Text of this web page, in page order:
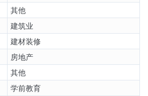
其他
建筑业
建材装修
房地产
其他
学前教育